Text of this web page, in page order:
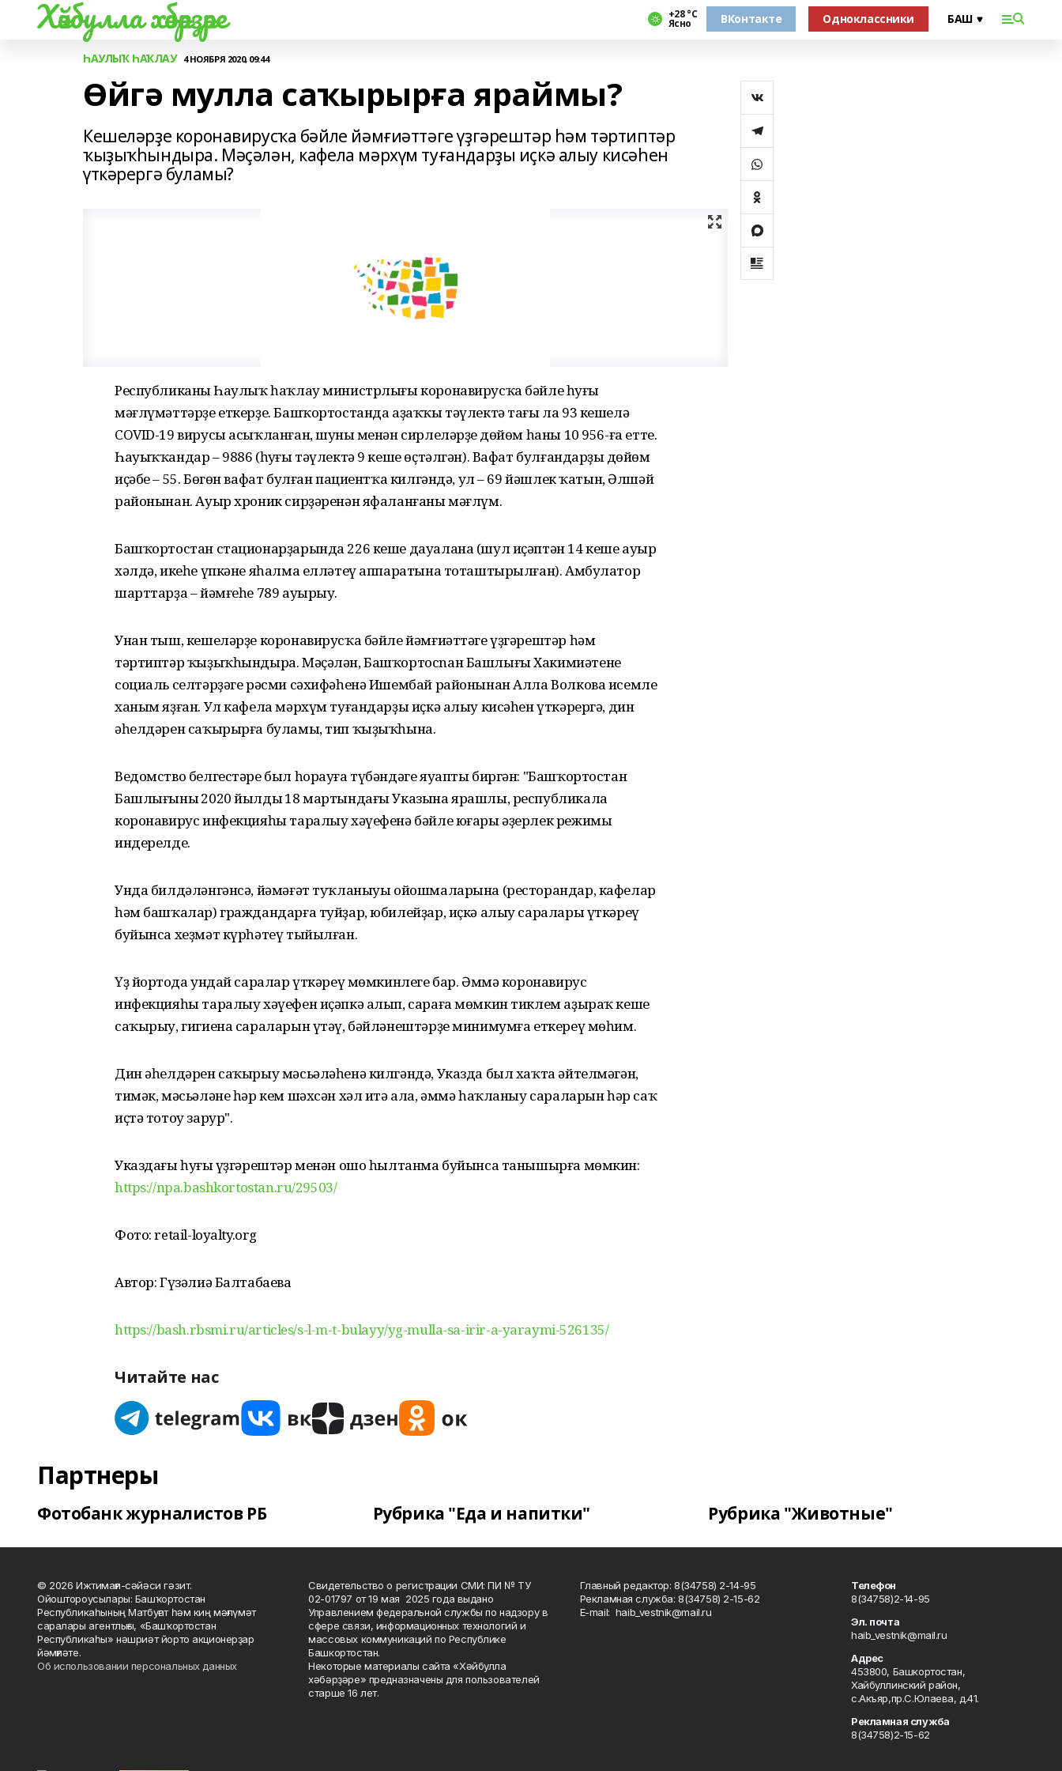
Хәйбулла хәбәрҙәре +28 °С
Ясно ВКонтакте Одноклассники
ҺАУЛЫҠ ҺАҠЛАУ 4 НОЯБРЯ 2020, 09:44
Өйгә мулла саҡырырға яраймы?
Кешеләрҙе коронавирусҡа бәйле йәмғиәттәге үҙгәрештәр һәм тәртиптәр
ҡыҙыҡһындыра. Мәҫәлән, кафела мәрхүм туғандарҙы иҫкә алыу кисәһен
үткәрергә буламы?
Республиканың Һаулыҡ һаҡлау министрлығы коронавирусҡа бәйле һуңғы
мәғлүмәттәрҙе еткерҙе. Башҡортостанда аҙаҡҡы тәүлектә тағы ла 93 кешелә
COVID-19 вирусы асыҡланған, шуның менән сирлеләрҙең дөйөм һаны 10 956-ға етте.
Һауыҡҡандар – 9886 (һуңғы тәүлектә 9 кеше өҫтәлгән). Вафат булғандарҙың дөйөм
иҫәбе – 55. Бөгөн вафат булған пациентҡа килгәндә, ул – 69 йәшлек ҡатын, Әлшәй
районынан. Ауыр хроник сирҙәренән яфаланғаны мәғлүм.
Башҡортостан стационарҙарында 226 кеше дауалана (шул иҫәптән 14 кеше ауыр
хәлдә, икеһе үпкәне яһалма елләтеү аппаратына тоташтырылған). Амбулатор
шарттарҙа – йәмғеһе 789 ауырыу.
Унан тыш, кешеләрҙе коронавирусҡа бәйле йәмғиәттәге үҙгәрештәр һәм
тәртиптәр ҡыҙыҡһындыра. Мәҫәлән, Башҡортосnан Башлығы Хакимиәтенең
социаль селтәрҙәге рәсми сәхифәһенә Ишембай районынан Алла Волкова исемле
ханым яҙған. Ул кафела мәрхүм туғандарҙы иҫкә алыу кисәһен үткәрергә, дин
әһелдәрен саҡырырға буламы, тип ҡыҙыҡһына.
Ведомство белгестәре был һорауға түбәндәге яуапты биргән: "Башҡортостан
Башлығының 2020 йылдың 18 мартындағы Указына ярашлы, республикала
коронавирус инфекцияһы таралыу хәүефенә бәйле юғары әҙерлек режимы
индерелде.
Унда билдәләнгәнсә, йәмәғәт туҡланыуы ойошмаларына (ресторандар, кафелар
һәм башҡалар) граждандарға туйҙар, юбилейҙар, иҫкә алыу саралары үткәреү
буйынса хеҙмәт күрһәтеү тыйылған.
Үҙ йортоңда ундай саралар үткәреү мөмкинлеге бар. Әммә коронавирус
инфекцияһы таралыу хәүефен иҫәпкә алып, сараға мөмкин тиклем аҙыраҡ кеше
саҡырыу, гигиена сараларын үтәү, бәйләнештәрҙе минимумға еткереү мөһим.
Дин әһелдәрен саҡырыу мәсьәләһенә килгәндә, Указда был хаҡта әйтелмәгән,
тимәк, мәсьәләне һәр кем шәхсән хәл итә ала, әммә һаҡланыу сараларын һәр саҡ
иҫтә тотоу зарур".
Указдағы һуңғы үҙгәрештәр менән ошо һылтанма буйынса танышырға мөмкин:
https://npa.bashkortostan.ru/29503/
Фото: retail-loyalty.org
Автор: Гүзәлиә Балтабаева
https://bash.rbsmi.ru/articles/s-l-m-t-bulayy/yg-mulla-sa-irir-a-yaraymi-526135/
Читайте нас
Партнеры
Фотобанк журналистов РБ Рубрика "Еда и напитки" Рубрика "Животные"
© 2026 Ижтимағи-сәйәси гәзит.
Ойоштороусылары: Башҡортостан
Республикаһының Матбуғат һәм киң мәғлүмәт
саралары агентлығы, «Башҡортостан
Республикаһы» нәшриәт йорто акционерҙар
йәмғиәте.
Об использовании персональных данных
Свидетельство о регистрации СМИ: ПИ № ТУ
02-01797 от 19 мая 2025 года выдано
Управлением федеральной службы по надзору в
сфере связи, информационных технологий и
массовых коммуникаций по Республике
Башкортостан.
Некоторые материалы сайта «Хәйбулла
хәбәрҙәре» предназначены для пользователей
старше 16 лет.
Главный редактор: 8(34758) 2-14-95
Рекламная служба: 8(34758) 2-15-62
Е-mаil: haib_vestnik@mail.ru
Телефон
8(34758)2-14-95
Эл. почта
haib_vestnik@mail.ru
Адрес
453800, Башкортостан,
Хайбуллинский район,
с.Акъяр,пр.С.Юлаева, д.41.
Рекламная служба
8(34758)2-15-62